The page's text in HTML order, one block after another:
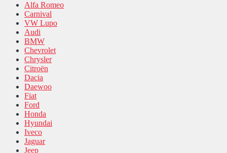
Alfa Romeo
Carnival
VW Lupo
Audi
BMW
Chevrolet
Chrysler
Citroën
Dacia
Daewoo
Fiat
Ford
Honda
Hyundai
Iveco
Jaguar
Jeep